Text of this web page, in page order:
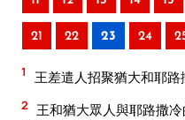
21 22 23 24
1 王差遣人招聚猶大和耶路
2 王和猶大眾人與耶路撒